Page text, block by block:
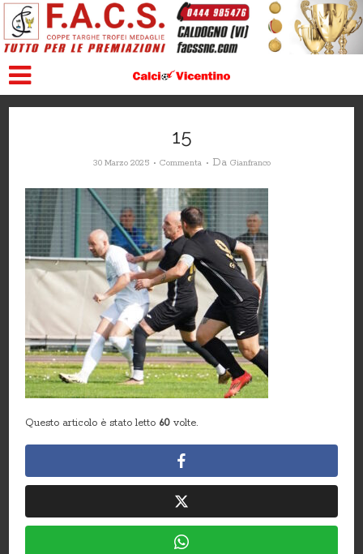
15
30 Marzo 2025 Commenta Da Gianfranco
Questo articolo è stato letto 60 volte.